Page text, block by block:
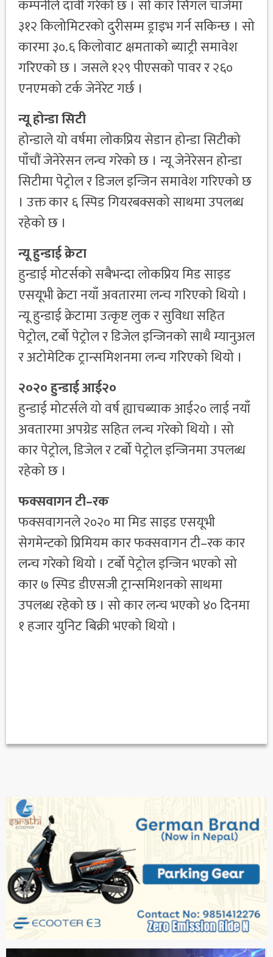
कम्पनीले दावी गरेको छ । सो कार सिंगल चार्जमा
३१२ किलोमिटरको दुरीसम्म ड्राइभ गर्न सकिन्छ । सो
कारमा ३०.६ किलोवाट क्षमताको ब्याट्री समावेश
गरिएको छ । जसले १२९ पीएसको पावर र २६०
एनएमको टर्क जेनेरेट गर्छ ।
न्यू होन्डा सिटी
होन्डाले यो वर्षमा लोकप्रिय सेडान होन्डा सिटीको
पाँचौं जेनेरेसन लन्च गरेको छ । न्यू जेनेरेसन होन्डा
सिटीमा पेट्रोल र डिजल इन्जिन समावेश गरिएको छ
। उक्त कार ६ स्पिड गियरबक्सको साथमा उपलब्ध
रहेको छ ।
न्यू हुन्डाई क्रेटा
हुन्डाई मोटर्सको सबैभन्दा लोकप्रिय मिड साइड
एसयूभी क्रेटा नयाँ अवतारमा लन्च गरिएको थियो ।
न्यू हुन्डाई क्रेटामा उत्कृष्ट लुक र सुविधा सहित
पेट्रोल, टर्बो पेट्रोल र डिजेल इन्जिनको साथै म्यानुअल
र अटोमेटिक ट्रान्समिशनमा लन्च गरिएको थियो ।
२०२० हुन्डाई आई२०
हुन्डाई मोटर्सले यो वर्ष ह्याचब्याक आई२० लाई नयाँ
अवतारमा अपग्रेड सहित लन्च गरेको थियो । सो
कार पेट्रोल, डिजेल र टर्बो पेट्रोल इन्जिनमा उपलब्ध
रहेको छ ।
फक्सवागन टी–रक
फक्सवागनले २०२० मा मिड साइड एसयूभी
सेगमेन्टको प्रिमियम कार फक्सवागन टी–रक कार
लन्च गरेको थियो । टर्बो पेट्रोल इन्जिन भएको सो
कार ७ स्पिड डीएसजी ट्रान्समिशनको साथमा
उपलब्ध रहेको छ । सो कार लन्च भएको ४० दिनमा
१ हजार युनिट बिक्री भएको थियो ।